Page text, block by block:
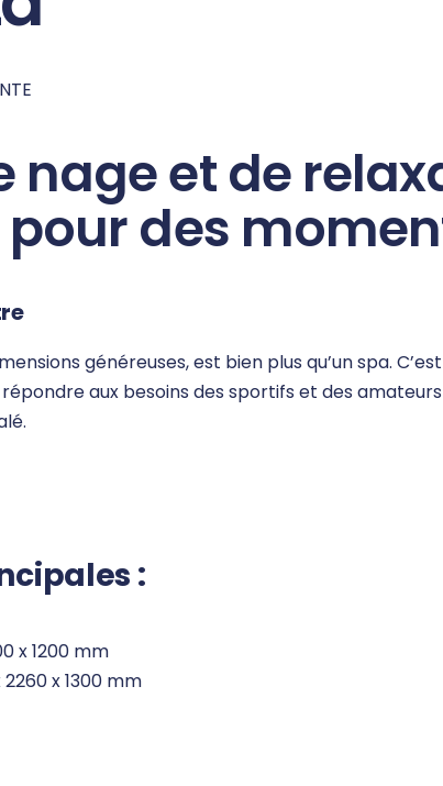
nage et de
des
généreuses, est bien plus qu’un spa.
aux besoins des sportifs et des
:
x 1200 mm
2260 x 1300 mm